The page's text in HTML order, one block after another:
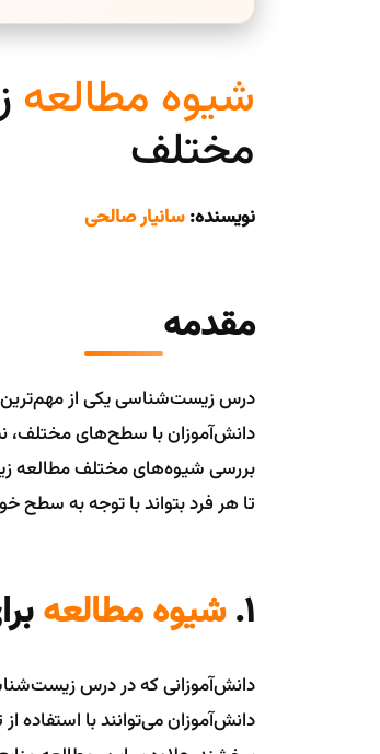
شیوه مطالعه
مختلف
نویسنده:سانیار صالحی
مقدمه
درس زیست‌شناسی یکی از مهم‌ترین
دانش‌آموزان با سطح‌های مختلف،
بررسی شیوه‌های مختلف مطالعه
تا هر فرد بتواند با توجه به سطح
1. شیوه مطالعه
دانش‌آموزانی که در درس
دانش‌آموزان می‌توانند با